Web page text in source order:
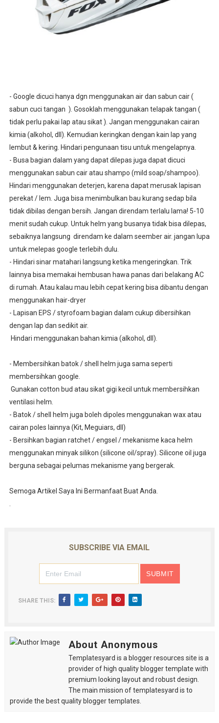
- Google dicuci hanya dgn menggunakan air dan sabun cair (
sabun cuci tangan ). Gosoklah menggunakan telapak tangan (
tidak perlu pakai lap atau sikat ). Jangan menggunakan cairan
kimia (alkohol, dll). Kemudian keringkan dengan kain lap yang
lembut & kering. Hindari pengunaan tisu untuk mengelapnya.
- Busa bagian dalam yang dapat dilepas juga dapat dicuci
menggunakan sabun cair atau shampo (mild soap/shampoo).
Hindari menggunakan deterjen, karena dapat merusak lapisan
perekat / lem. Juga bisa menimbulkan bau kurang sedap bila
tidak dibilas dengan bersih. Jangan direndam terlalu lama! 5-10
menit sudah cukup. Untuk helm yang busanya tidak bisa dilepas,
sebaiknya langsung direndam ke dalam seember air. jangan lupa
untuk melepas google terlebih dulu.
- Hindari sinar matahari langsung ketika mengeringkan. Trik
lainnya bisa memakai hembusan hawa panas dari belakang AC
di rumah. Atau kalau mau lebih cepat kering bisa dibantu dengan
menggunakan hair-dryer
- Lapisan EPS / styrofoam bagian dalam cukup dibersihkan
dengan lap dan sedikit air.
Hindari menggunakan bahan kimia (alkohol, dll).
- Membersihkan batok / shell helm juga sama seperti
membersihkan google.
Gunakan cotton bud atau sikat gigi kecil untuk membersihkan
ventilasi helm.
- Batok / shell helm juga boleh dipoles menggunakan wax atau
cairan poles lainnya (Kit, Meguiars, dll)
- Bersihkan bagian ratchet / engsel / mekanisme kaca helm
menggunakan minyak silikon (silicone oil/spray). Silicone oil juga
berguna sebagai pelumas mekanisme yang bergerak.
Semoga Artikel Saya Ini Bermanfaat Buat Anda.
SUBSCRIBE VIA EMAIL
SHARE THIS:
About Anonymous
Templatesyard is a blogger resources site is a
provider of high quality blogger template with
premium looking layout and robust design.
The main mission of templatesyard is to
provide the best quality blogger templates.